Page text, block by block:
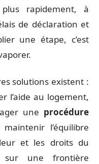
rapidement, à
de déclaration et
une étape, c’est
solutions existent :
l’aide au logement,
une procédure
l’équilibre
et les droits du
sur une frontière